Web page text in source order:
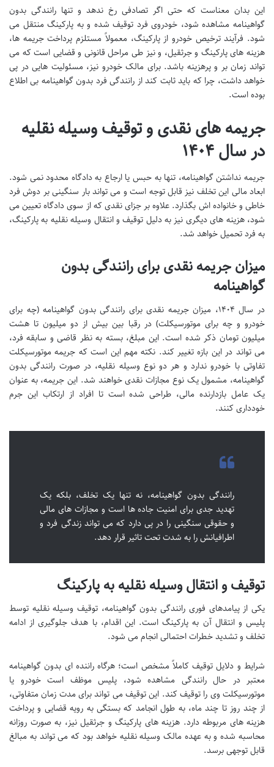
این بدان معناست که حتی اگر تصادفی رخ ندهد و تنها رانندگی بدون
گواهینامه مشاهده شود، خودروی فرد توقیف شده و به پارکینگ منتقل می
شود. فرآیند ترخیص خودرو از پارکینگ، معمولاً مستلزم پرداخت جریمه ها،
هزینه های پارکینگ و جرثقیل، و نیز طی مراحل قانونی و قضایی است که می
تواند زمان بر و پرهزینه باشد. برای مالک خودرو نیز، مسئولیت هایی در پی
خواهد داشت، چرا که باید ثابت کند از رانندگی فرد بدون گواهینامه بی اطلاع
بوده است.
جریمه های نقدی و توقیف وسیله نقلیه
در سال ۱۴۰۴
جریمه نداشتن گواهینامه، تنها به حبس یا ارجاع به دادگاه محدود نمی شود.
ابعاد مالی این تخلف نیز قابل توجه است و می تواند بار سنگینی بر دوش فرد
خاطی و خانواده اش بگذارد. علاوه بر جزای نقدی که از سوی دادگاه تعیین می
شود، هزینه های دیگری نیز به دلیل توقیف و انتقال وسیله نقلیه به پارکینگ،
به فرد تحمیل خواهد شد.
میزان جریمه نقدی برای رانندگی بدون
گواهینامه
در سال ۱۴۰۴، میزان جریمه نقدی برای رانندگی بدون گواهینامه (چه برای
خودرو و چه برای موتورسیکلت) در رقبا بین بیش از دو میلیون تا هشت
میلیون تومان ذکر شده است. این مبلغ، بسته به نظر قاضی و سابقه فرد،
می تواند در این بازه تغییر کند. نکته مهم این است که جریمه موتورسیکلت
تفاوتی با خودرو ندارد و هر دو نوع وسیله نقلیه، در صورت رانندگی بدون
گواهینامه، مشمول یک نوع مجازات نقدی خواهند شد. این جریمه، به عنوان
یک عامل بازدارنده مالی، طراحی شده است تا افراد از ارتکاب این جرم
خودداری کنند.
رانندگی بدون گواهینامه، نه تنها یک تخلف، بلکه یک
تهدید جدی برای امنیت جاده ها است و مجازات های مالی
و حقوقی سنگینی را در پی دارد که می تواند زندگی فرد و
اطرافیانش را به شدت تحت تاثیر قرار دهد.
توقیف و انتقال وسیله نقلیه به پارکینگ
یکی از پیامدهای فوری رانندگی بدون گواهینامه، توقیف وسیله نقلیه توسط
پلیس و انتقال آن به پارکینگ است. این اقدام، با هدف جلوگیری از ادامه
تخلف و تشدید خطرات احتمالی انجام می شود.
شرایط و دلایل توقیف کاملاً مشخص است؛ هرگاه راننده ای بدون گواهینامه
معتبر در حال رانندگی مشاهده شود، پلیس موظف است خودرو یا
موتورسیکلت وی را توقیف کند. این توقیف می تواند برای مدت زمان متفاوتی،
از چند روز تا چند ماه، به طول انجامد که بستگی به رویه قضایی و پرداخت
هزینه های مربوطه دارد. هزینه های پارکینگ و جرثقیل نیز، به صورت روزانه
محاسبه شده و به عهده مالک وسیله نقلیه خواهد بود که می تواند به مبالغ
قابل توجهی برسد.